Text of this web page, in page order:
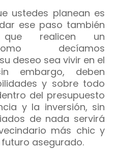
ustedes planean es
ese paso también
realicen un
decíamos
deseo sea vivir en el
embargo, deben
y sobre todo
del presupuesto
y la inversión, sin
de nada servirá
más chic y
asegurado.